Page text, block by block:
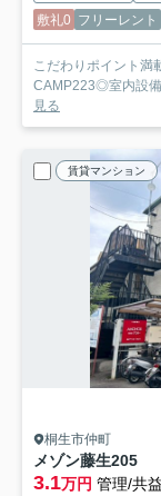
敷礼0 フリーレント
こだわりポイント
CAMP223◎室内設
見る
賃貸マンション
桐生市仲町
メゾン藤生205
3.1万円 管理/共